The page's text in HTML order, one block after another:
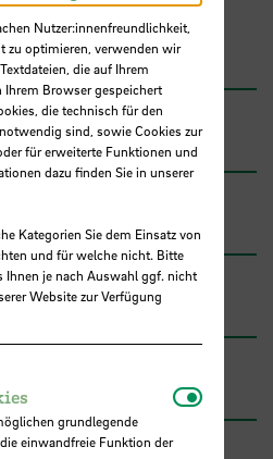
Ing.
5
Nutzer:innenfreundlichkeit,
zu optimieren, verwenden wir
die auf Ihrem
Ihrem Browser gespeichert
die technisch für den
sind, sowie Cookies zur
für erweiterte Funktionen und
dazu finden Sie in unserer
Kategorien Sie dem Einsatz von
und für welche nicht. Bitte
Ihnen je nach Auswahl ggf. nicht
Website zur Verfügung
grundlegende
einwandfreie Funktion der